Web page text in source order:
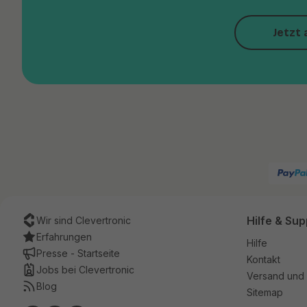
Jetzt
Wir sind Clevertronic
Erfahrungen
Presse - Startseite
Jobs bei Clevertronic
Blog
Hilfe &
Hilfe
Kontakt
Versand
Sitemap